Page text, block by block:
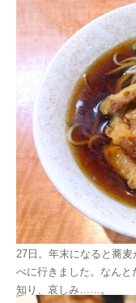
27日。年末になると蕎
べに行きました。なんと
知り、哀しみ……。